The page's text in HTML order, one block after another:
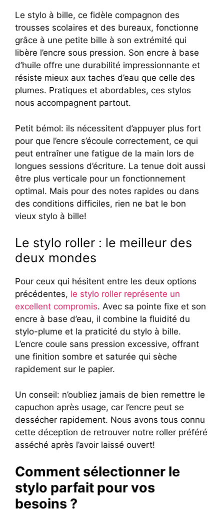
Le stylo à bille, ce fidèle compagnon des
trousses scolaires et des bureaux, fonctionne
grâce à une petite bille à son extrémité qui
libère l’encre sous pression. Son encre à base
d’huile offre une durabilité impressionnante et
résiste mieux aux taches d’eau que celle des
plumes. Pratiques et abordables, ces stylos
nous accompagnent partout.
Petit bémol: ils nécessitent d’appuyer plus fort
pour que l’encre s’écoule correctement, ce qui
peut entraîner une fatigue de la main lors de
longues sessions d’écriture. La tenue doit aussi
être plus verticale pour un fonctionnement
optimal. Mais pour des notes rapides ou dans
des conditions difficiles, rien ne bat le bon
vieux stylo à bille!
Le stylo roller : le meilleur des
deux mondes
Pour ceux qui hésitent entre les deux options
précédentes, le stylo roller représente un
excellent compromis. Avec sa pointe fixe et son
encre à base d’eau, il combine la fluidité du
stylo-plume et la praticité du stylo à bille.
L’encre coule sans pression excessive, offrant
une finition sombre et saturée qui sèche
rapidement sur le papier.
Un conseil: n’oubliez jamais de bien remettre le
capuchon après usage, car l’encre peut se
dessécher rapidement. Nous avons tous connu
cette déception de retrouver notre roller préféré
asséché après l’avoir laissé ouvert!
Comment sélectionner le
stylo parfait pour vos
besoins ?